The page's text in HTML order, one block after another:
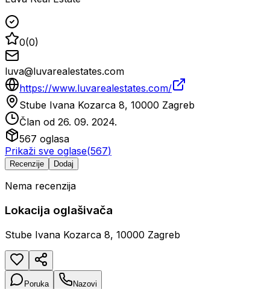
0(0)
luva@luvarealestates.com
https://www.luvarealestates.com/
Stube Ivana Kozarca 8, 10000 Zagreb
Član od 26. 09. 2024.
567 oglasa
Prikaži sve oglase(567)
Recenzije Dodaj
Nema recenzija
Lokacija oglašivača
Stube Ivana Kozarca 8, 10000 Zagreb
Poruka Nazovi